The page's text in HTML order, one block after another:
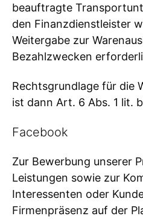
beauftragte
den Finanzdienstleister
Weitergabe zur
Bezahlzwecken
Rechtsgrundlage für die
ist dann Art. 6 Abs. 1 lit.
Facebook
Zur Bewerbung unserer
Leistungen sowie zur
Interessenten oder
Firmenpräsenz auf der